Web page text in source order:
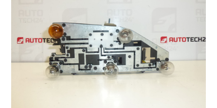
Minha conta
Pagamentos